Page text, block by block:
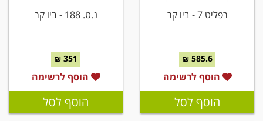
רפליט 7 - ביו קר
585.6 ₪
הוסף לרשימה
הוסף לסל
נ.ט. 188 - ביו קר
351 ₪
הוסף לרשימה
הוסף לסל